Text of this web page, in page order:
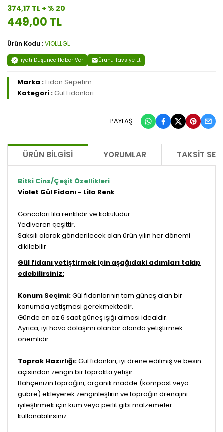
374,17 TL + % 20
449,00 TL
Ürün Kodu :VIOLLLGL
Fiyatı Düşünce Haber Ver Ürünü Tavsiye Et
Marka :Fidan Sepetim
Kategori :Gül Fidanları
PAYLAŞ :
ÜRÜN BILGISI YORUMLAR TAKSIT
Bitki Cins/Çeşit Özellikleri
Violet Gül Fidanı - Lila Renk
Goncaları lila renklidir ve kokuludur.
Yediveren çeşittir.
Saksılı olarak gönderilecek olan ürün yılın her dönemi
dikilebilir
Gül fidanı yetiştirmek için aşağıdaki adımları takip
edebilirsiniz:
Konum Seçimi:Gül fidanlarının tam güneş alan bir
konumda yetişmesi gerekmektedir.
Günde en az 6 saat güneş ışığı alması idealdir.
Ayrıca, iyi hava dolaşımı olan bir alanda yetiştirmek
önemlidir.
Toprak Hazırlığı:Gül fidanları, iyi drene edilmiş ve besin
açısından zengin bir toprakta yetişir.
Bahçenizin toprağını, organik madde (kompost veya
gübre) ekleyerek zenginleştirin ve toprağın drenajını
iyileştirmek için kum veya perlit gibi malzemeler
kullanabilirsiniz.